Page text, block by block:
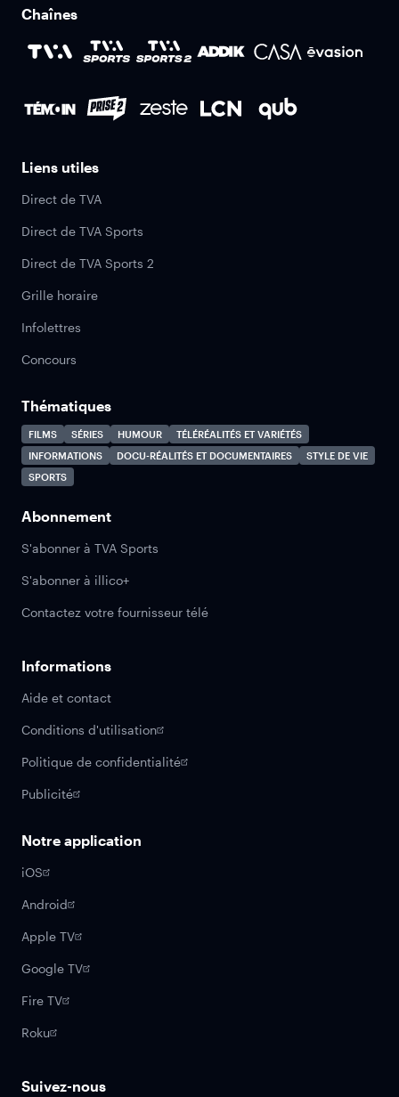
Chaînes
Liens utiles
Direct de TVA
Direct de TVA Sports
Direct de TVA Sports 2
Grille horaire
Infolettres
Concours
Thématiques
FILMS SÉRIES HUMOUR
TÉLÉRÉALITÉS ET VARIÉTÉS
INFORMATIONS
DOCU-RÉALITÉS ET DOCUMENTAIRES
STYLE DE VIE
SPORTS
Abonnement
S'abonner à TVA Sports
S'abonner à illico+
Contactez votre fournisseur télé
Informations
Aide et contact
Conditions d'utilisation
Politique de confidentialité
Publicité
Notre application
iOS
Android
Apple TV
Google TV
Fire TV
Roku
Suivez-nous